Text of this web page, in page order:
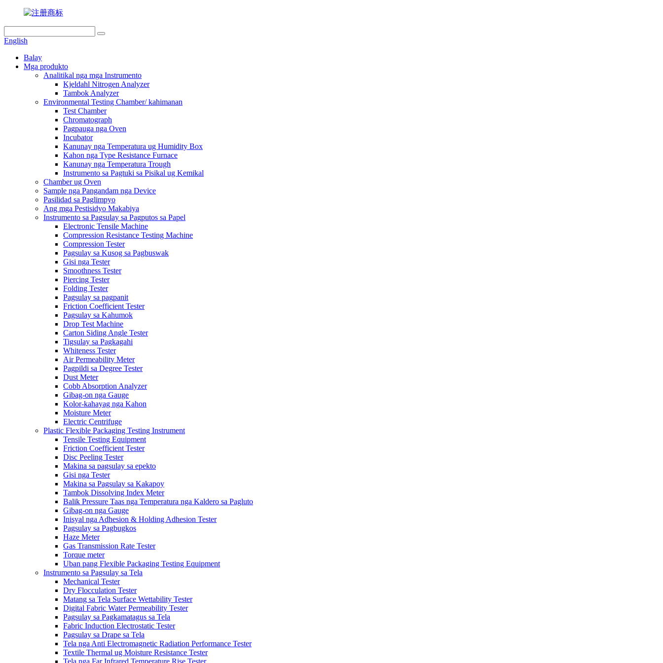
English
Balay
Mga produkto
Analitikal nga mga Instrumento
Kjeldahl Nitrogen Analyzer
Tambok Analyzer
Environmental Testing Chamber/ kahimanan
Test Chamber
Chromatograph
Pagpauga nga Oven
Incubator
Kanunay nga Temperatura ug Humidity Box
Kahon nga Type Resistance Furnace
Kanunay nga Temperatura Trough
Instrumento sa Pagtuki sa Pisikal ug Kemikal
Chamber ug Oven
Sample nga Pangandam nga Device
Pasilidad sa Paglimpyo
Ang mga Pestisidyo Makabiya
Instrumento sa Pagsulay sa Pagputos sa Papel
Electronic Tensile Machine
Compression Resistance Testing Machine
Compression Tester
Pagsulay sa Kusog sa Pagbuswak
Gisi nga Tester
Smoothness Tester
Piercing Tester
Folding Tester
Pagsulay sa pagpanit
Friction Coefficient Tester
Pagsulay sa Kahumok
Drop Test Machine
Carton Siding Angle Tester
Tigsulay sa Pagkagahi
Whiteness Tester
Air Permeability Meter
Pagpildi sa Degree Tester
Dust Meter
Cobb Absorption Analyzer
Gibag-on nga Gauge
Kolor-kahayag nga Kahon
Moisture Meter
Electric Centrifuge
Plastic Flexible Packaging Testing Instrument
Tensile Testing Equipment
Friction Coefficient Tester
Disc Peeling Tester
Makina sa pagsulay sa epekto
Gisi nga Tester
Makina sa Pagsulay sa Kakapoy
Tambok Dissolving Index Meter
Balik Pressure Taas nga Temperatura nga Kaldero sa Pagluto
Gibag-on nga Gauge
Inisyal nga Adhesion & Holding Adhesion Tester
Pagsulay sa Pagbugkos
Haze Meter
Gas Transmission Rate Tester
Torque meter
Uban pang Flexible Packaging Testing Equipment
Instrumento sa Pagsulay sa Tela
Mechanical Tester
Dry Flocculation Tester
Matang sa Tela Surface Wettability Tester
Digital Fabric Water Permeability Tester
Pagsulay sa Pagkamatagus sa Tela
Fabric Induction Electrostatic Tester
Pagsulay sa Drape sa Tela
Tela nga Anti Electromagnetic Radiation Performance Tester
Textile Thermal ug Moisture Resistance Tester
Tela nga Far Infrared Temperature Rise Tester